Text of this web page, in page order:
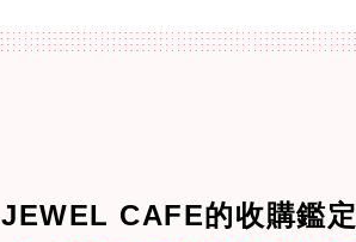
JEWEL CAFE的收購鑑定